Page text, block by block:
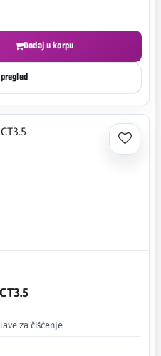
Dodaj u korpu
za čišćenje